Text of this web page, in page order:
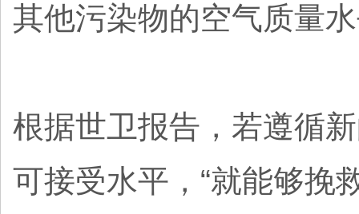
其他污染物的空气质量
根据世卫报告，若遵循
可接受水平，“就能够挽